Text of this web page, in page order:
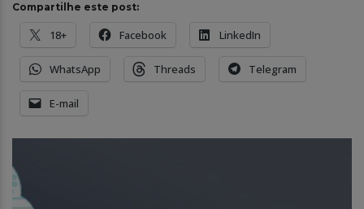
Compartilhe este post:
18+ Facebook LinkedIn
WhatsApp Threads Telegram
E-mail